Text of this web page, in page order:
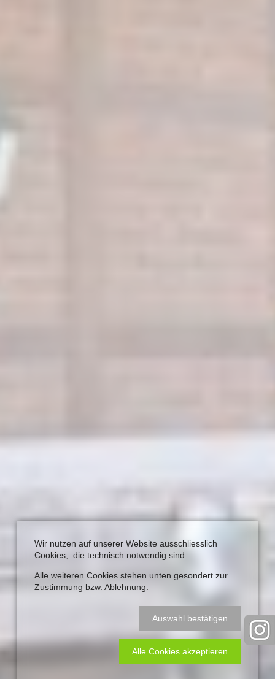
Wir nutzen auf unserer Website ausschliesslich
Cookies, die technisch notwendig sind.
Alle weiteren Cookies stehen unten gesondert zur
Zustimmung bzw. Ablehnung.
Auswahl bestätigen
Alle Cookies akzeptieren